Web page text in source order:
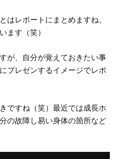
はレポートにまとめますね。
ます（笑）
が、自分が覚えておきたい事
プレゼンするイメージでレポ
ですね（笑）最近では成長ホ
の故障し易い身体の箇所など